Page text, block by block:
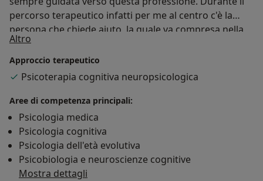
percorso terapeutico infatti per me al centro c'è la
persona che chiede aiuto, la quale va compresa nella
sua unicità. Durante il percorso terapeutico, l'obiettivo
che condivido con i miei pazienti è quello di esplorare
la causa della sofferenza, situandola nel particolare
periodo che stanno vivendo o nella loro esperienza di
vita. Ogni difficoltà, per quanto complessa, ha una
ragione che può essere compresa e affrontata in
modo costruttivo. La mia pratica clinica si basa
sull’ascolto attento e sul rispetto dei tempi e dei
bisogni di chi mi si affida. Ogni piccolo passo verso il
cambiamento è un grande passo verso una vita più
Altro
Approccio terapeutico
Psicoterapia cognitiva neuropsicologica
Aree di competenza principali:
Psicologia medica
Psicologia cognitiva
Psicologia dell'età evolutiva
Psicobiologia e neuroscienze cognitive
Mostra dettagli